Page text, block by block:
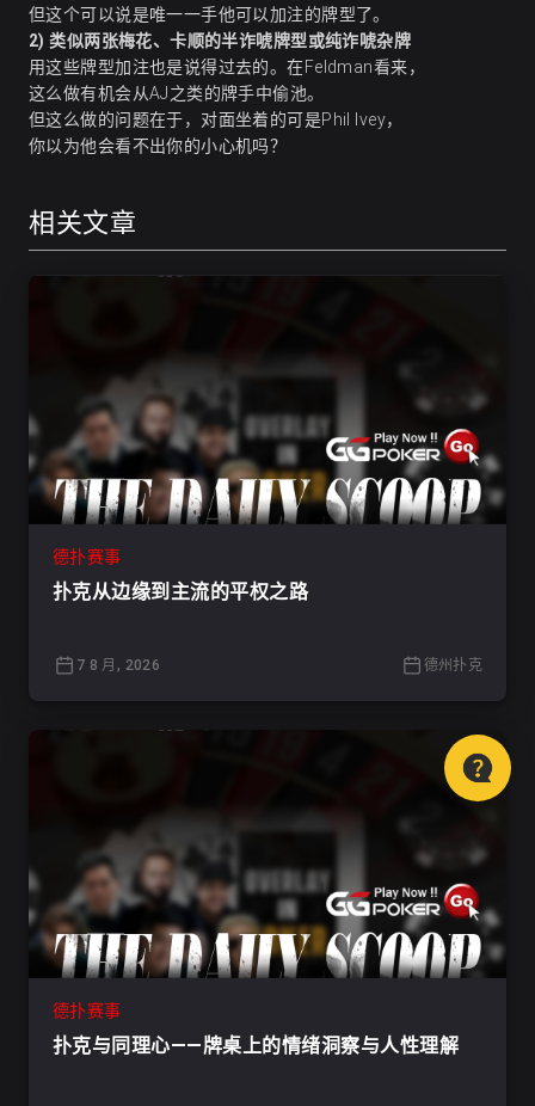
但这个可以说是唯一一手他可以加注的牌型了。
2)类似两张梅花、卡顺的半诈唬牌型或纯诈唬杂牌
用这些牌型加注也是说得过去的。在Feldman看来，
这么做有机会从AJ之类的牌手中偷池。
但这么做的问题在于，对面坐着的可是Phil Ivey，
你以为他会看不出你的小心机吗？
相关文章
德扑赛事
扑克从边缘到主流的平权之路
7 8 月, 2026 德州扑克
德扑赛事
扑克与同理心——牌桌上的情绪洞察与人性理解